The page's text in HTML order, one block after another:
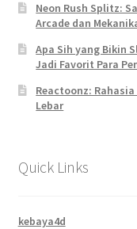
Neon Rush Splitz:
Arcade dan
Apa Sih yang Bikin
Jadi Favorit Para
Reactoonz:
Lebar
Quick Links
kebaya4d